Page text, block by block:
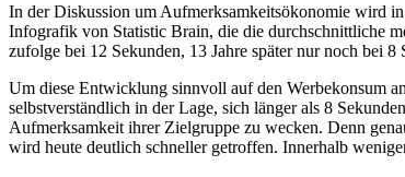
In der Diskussion um Aufmerksamkeitsökonomie wird
Infografik von Statistic Brain, die die durchschnittliche
zufolge bei 12 Sekunden, 13 Jahre später nur noch bei
Um diese Entwicklung sinnvoll auf den Werbekonsum
selbstverständlich in der Lage, sich länger als 8
Aufmerksamkeit ihrer Zielgruppe zu wecken. Denn
wird heute deutlich schneller getroffen. Innerhalb